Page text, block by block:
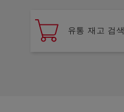
유통 재고 검색